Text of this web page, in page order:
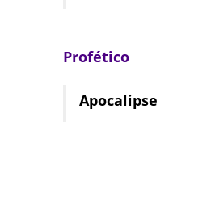
Profético
Apocalipse